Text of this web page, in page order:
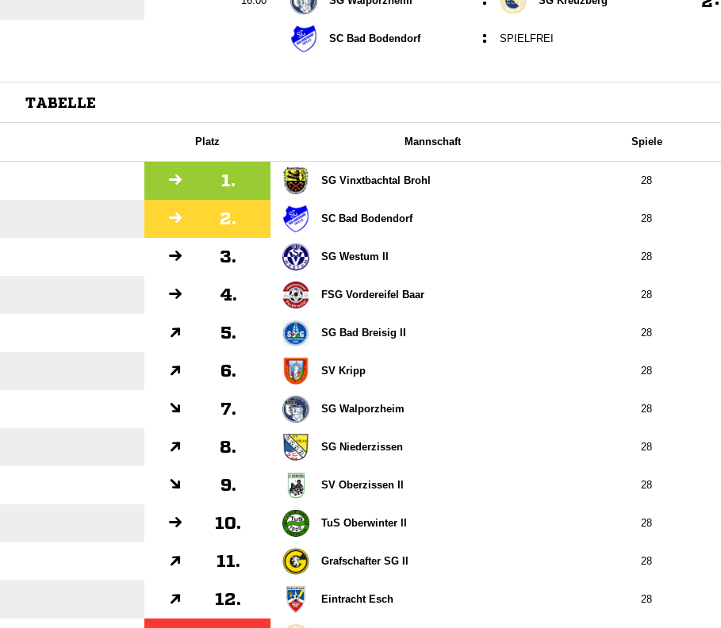
SC Bad Bodendorf : SPIELFREI
TABELLE
Platz Mannschaft Spiele
1. SG Vinxtbachtal Brohl 28
2. SC Bad Bodendorf 28
3. SG Westum II 28
4. FSG Vordereifel Baar 28
5. SG Bad Breisig II 28
6. SV Kripp 28
7. SG Walporzheim 28
8. SG Niederzissen 28
9. SV Oberzissen II 28
10. TuS Oberwinter II 28
11. Grafschafter SG II 28
12. Eintracht Esch 28